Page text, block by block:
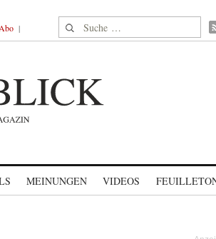
Suche nach:
MEINUNGEN VIDEOS